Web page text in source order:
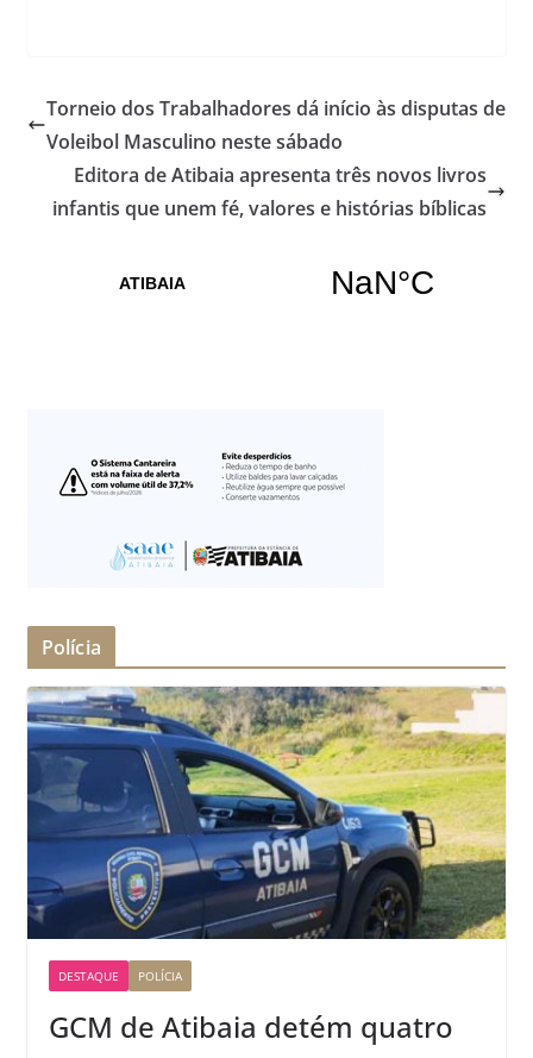
Torneio dos Trabalhadores dá início às disputas de
Voleibol Masculino neste sábado
Editora de Atibaia apresenta três novos livros
infantis que unem fé, valores e histórias bíblicas
Polícia
DESTAQUE POLÍCIA
GCM de Atibaia detém quatro